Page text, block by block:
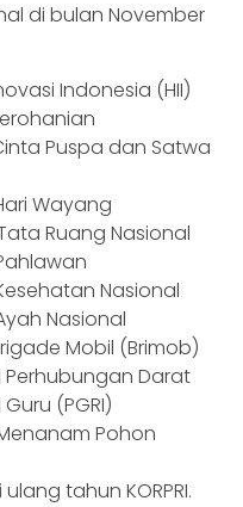
di bulan November
Indonesia (HII)
Puspa dan Satwa
Wayang
Ruang Nasional
Nasional
Nasional
Mobil (Brimob)
Perhubungan Darat
(PGRI)
Pohon
tahun KORPRI.